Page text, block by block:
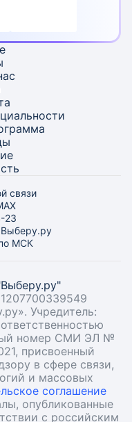
связи
23
МСК
Учредитель:
номер СМИ ЭЛ №
присвоенный
в сфере связи,
и массовых
соглашение
опубликованные
с российским